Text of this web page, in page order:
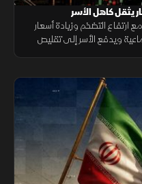
يثقل كاهل الأسر
ارتفاع التضخم وزيادة أسعار
ويدفع الأسر إلى تقليص